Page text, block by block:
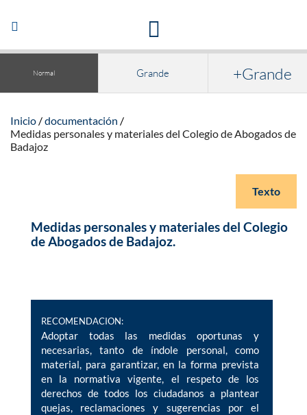
Abrir/Cerrar
navegación
Normal Grande +Grande
Inicio
documentación
Medidas personales y materiales del Colegio de Abogados de
Badajoz
Texto
Medidas personales y materiales del Colegio
de Abogados de Badajoz.
RECOMENDACION:
Adoptar todas las medidas oportunas y
necesarias, tanto de índole personal, como
material, para garantizar, en la forma prevista
en la normativa vigente, el respeto de los
derechos de todos los ciudadanos a plantear
quejas, reclamaciones y sugerencias por el